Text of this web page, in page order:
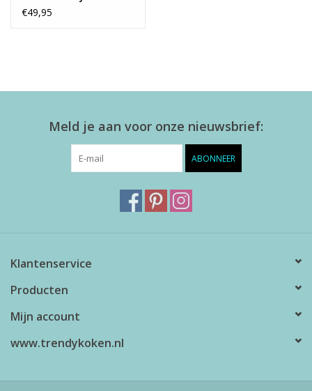
groen - set van 6
€49,95
Meld je aan voor onze nieuwsbrief:
ABONNEER
Klantenservice
Producten
Mijn account
www.trendykoken.nl